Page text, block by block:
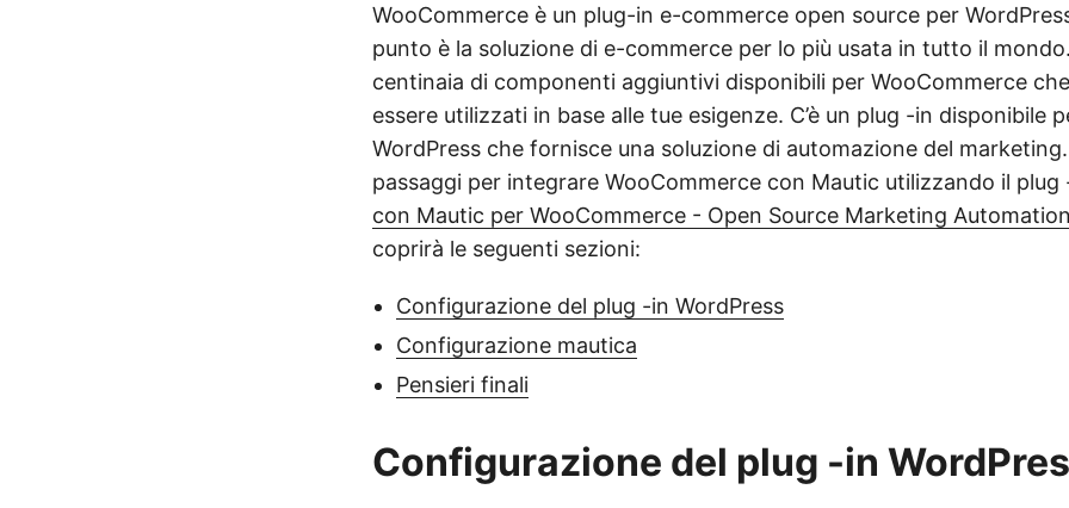
WooCommerce è un plug-in e-commerce open source per
punto è la soluzione di e-commerce per lo più usata in tutto il
centinaia di componenti aggiuntivi disponibili per WooCommerce
essere utilizzati in base alle tue esigenze. C’è un plug -in disponibile
WordPress che fornisce una soluzione di automazione del
passaggi per integrare WooCommerce con Mautic utilizzando il
con Mautic per WooCommerce - Open Source Marketing
coprirà le seguenti sezioni:
Configurazione del plug -in WordPress
Configurazione mautica
Pensieri finali
Configurazione del plug -in